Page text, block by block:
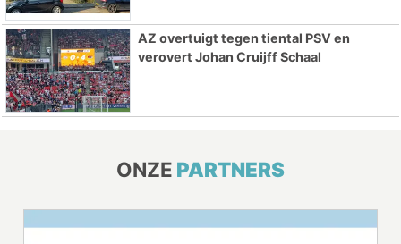
AZ overtuigt tegen tiental PSV en
verovert Johan Cruijff Schaal
ONZE PARTNERS